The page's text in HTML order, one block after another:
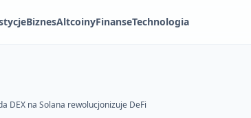
BiznesAltcoinyFinanseTechnologia
DEX na Solana rewolucjonizuje DeFi